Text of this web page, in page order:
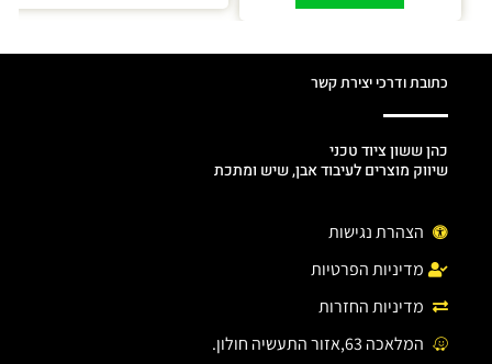
כתובת ודרכי יצירת קשר
כהן ששון ציוד טכני
שיווק מוצרים לעיבוד אבן, שיש ומתכת
הצהרת נגישות
מדיניות הפרטיות
מדיניות החזרות
המלאכה 63,אזור התעשיה חולון.